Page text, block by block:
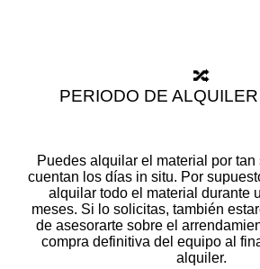
🔀
PERIODO DE
Puedes alquilar el material por
cuentan los días in situ. Por
alquilar todo el material durante
meses. Si lo solicitas, también
de asesorarte sobre el
compra definitiva del equipo al
alquiler.